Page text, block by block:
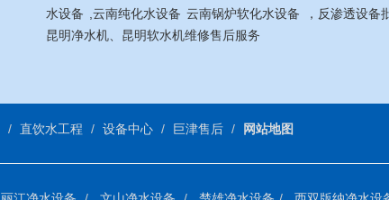
水设备
云南纯化水设备 云南锅炉软化水设备
，反渗透设备
昆明净水机、昆明软水机维修售后服务
直饮水工程 设备中心 巨津售后 网站地图